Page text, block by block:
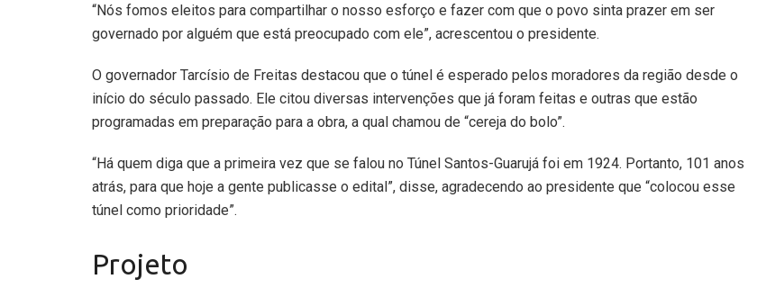
“Nós fomos eleitos para compartilhar o nosso esforço e fazer com que o povo sinta prazer em ser
governado por alguém que está preocupado com ele”, acrescentou o presidente.
O governador Tarcísio de Freitas destacou que o túnel é esperado pelos moradores da região desde o
início do século passado. Ele citou diversas intervenções que já foram feitas e outras que estão
programadas em preparação para a obra, a qual chamou de “cereja do bolo”.
“Há quem diga que a primeira vez que se falou no Túnel Santos-Guarujá foi em 1924. Portanto, 101 anos
atrás, para que hoje a gente publicasse o edital”, disse, agradecendo ao presidente que “colocou esse
túnel como prioridade”.
Projeto